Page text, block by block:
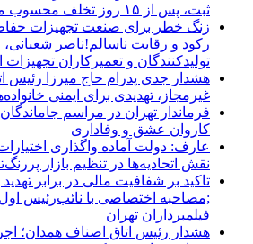
ثبت، پس از ۱۵ روز تخلف محسوب می‌شود
زنگ خطر برای صنعت تجهیزات
رکود و رقابت ناسالم!ناصر شعبانی،
تولیدکنندگان و تعمیرکاران تجهیزات
هشدار جدی پدرام حاج میرزا رئیس
غیرمجاز، تهدیدی برای ایمنی
فرماندار تهران در مراسم
کاروان عشق و وفاداری
عارف: دولت آماده واگذاری
نقش اتحادیه‌ها در تنظیم بازار
تاکید بر شفافیت مالی در برابر
;مصاحبه اختصاصی با نائب‌رئیس اول
فیلمبرداران تهران
هشدار رئیس اتاق اصناف همدان؛